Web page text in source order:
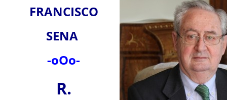
FRANCISCO
SENA
-oOo-
R.